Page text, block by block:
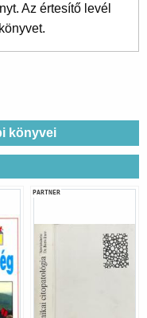
Az értesítő levél
könyvei
PARTNER